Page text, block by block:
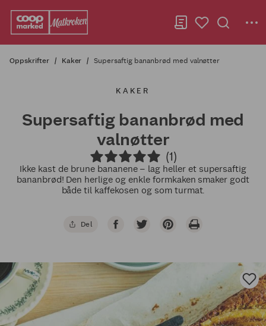
Oppskrifter Kaker Supersaftig bananbrød med valnøtter
KAKER
Supersaftig bananbrød med
valnøtter
(1)
Ikke kast de brune bananene – lag heller et supersaftig
bananbrød! Den herlige og enkle formkaken smaker godt
både til kaffekosen og som turmat.
Del